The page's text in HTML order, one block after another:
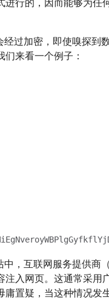
过加密，即使嗅探到
来看一个例子：
，互联网服务提供商
注入网页。这通常采用
庸置疑，当这种情况发